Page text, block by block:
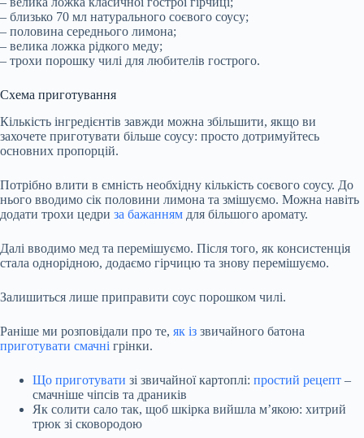
– близько 70 мл натурального соєвого соусу;
– половина середнього лимона;
– велика ложка рідкого меду;
– трохи порошку чилі для любителів гострого.
Схема приготування
Кількість інгредієнтів завжди можна збільшити, якщо ви
захочете приготувати більше соусу: просто дотримуйтесь
основних пропорцій.
Потрібно влити в ємність необхідну кількість соєвого соусу. До
нього вводимо сік половини лимона та змішуємо. Можна навіть
додати трохи цедри за бажанням для більшого аромату.
Далі вводимо мед та перемішуємо. Після того, як консистенція
стала однорідною, додаємо гірчицю та знову перемішуємо.
Залишиться лише приправити соус порошком чилі.
Раніше ми розповідали про те, як із звичайного батона
приготувати смачні грінки.
Що приготувати зі звичайної картоплі: простий рецепт –
смачніше чіпсів та драників
Як солити сало так, щоб шкірка вийшла м’якою: хитрий
трюк зі сковородою